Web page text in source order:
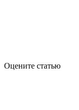
Оцените статью